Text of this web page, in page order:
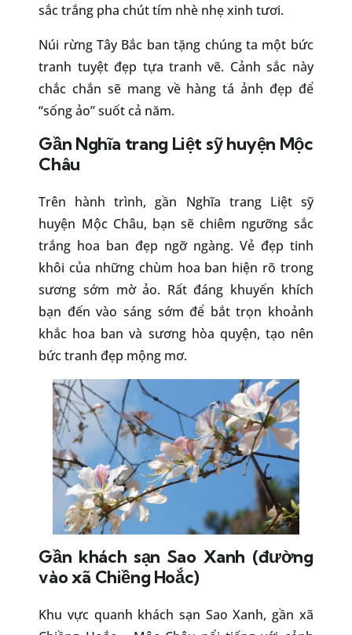
sắc trắng pha chút tím nhè nhẹ xinh tươi.
Núi rừng Tây Bắc ban tặng chúng ta một bức
tranh tuyệt đẹp tựa tranh vẽ. Cảnh sắc này
chắc chắn sẽ mang về hàng tá ảnh đẹp để
“sống ảo” suốt cả năm.
Gần Nghĩa trang Liệt sỹ huyện Mộc
Châu
Trên hành trình, gần Nghĩa trang Liệt sỹ
huyện Mộc Châu, bạn sẽ chiêm ngưỡng sắc
trắng hoa ban đẹp ngỡ ngàng. Vẻ đẹp tinh
khôi của những chùm hoa ban hiện rõ trong
sương sớm mờ ảo. Rất đáng khuyến khích
bạn đến vào sáng sớm để bắt trọn khoảnh
khắc hoa ban và sương hòa quyện, tạo nên
bức tranh đẹp mộng mơ.
Gần khách sạn Sao Xanh (đường
vào xã Chiềng Hoắc)
Khu vực quanh khách sạn Sao Xanh, gần xã